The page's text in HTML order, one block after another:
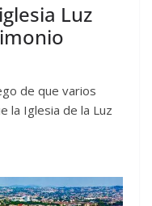
Luz
de que varios
la Iglesia de la Luz